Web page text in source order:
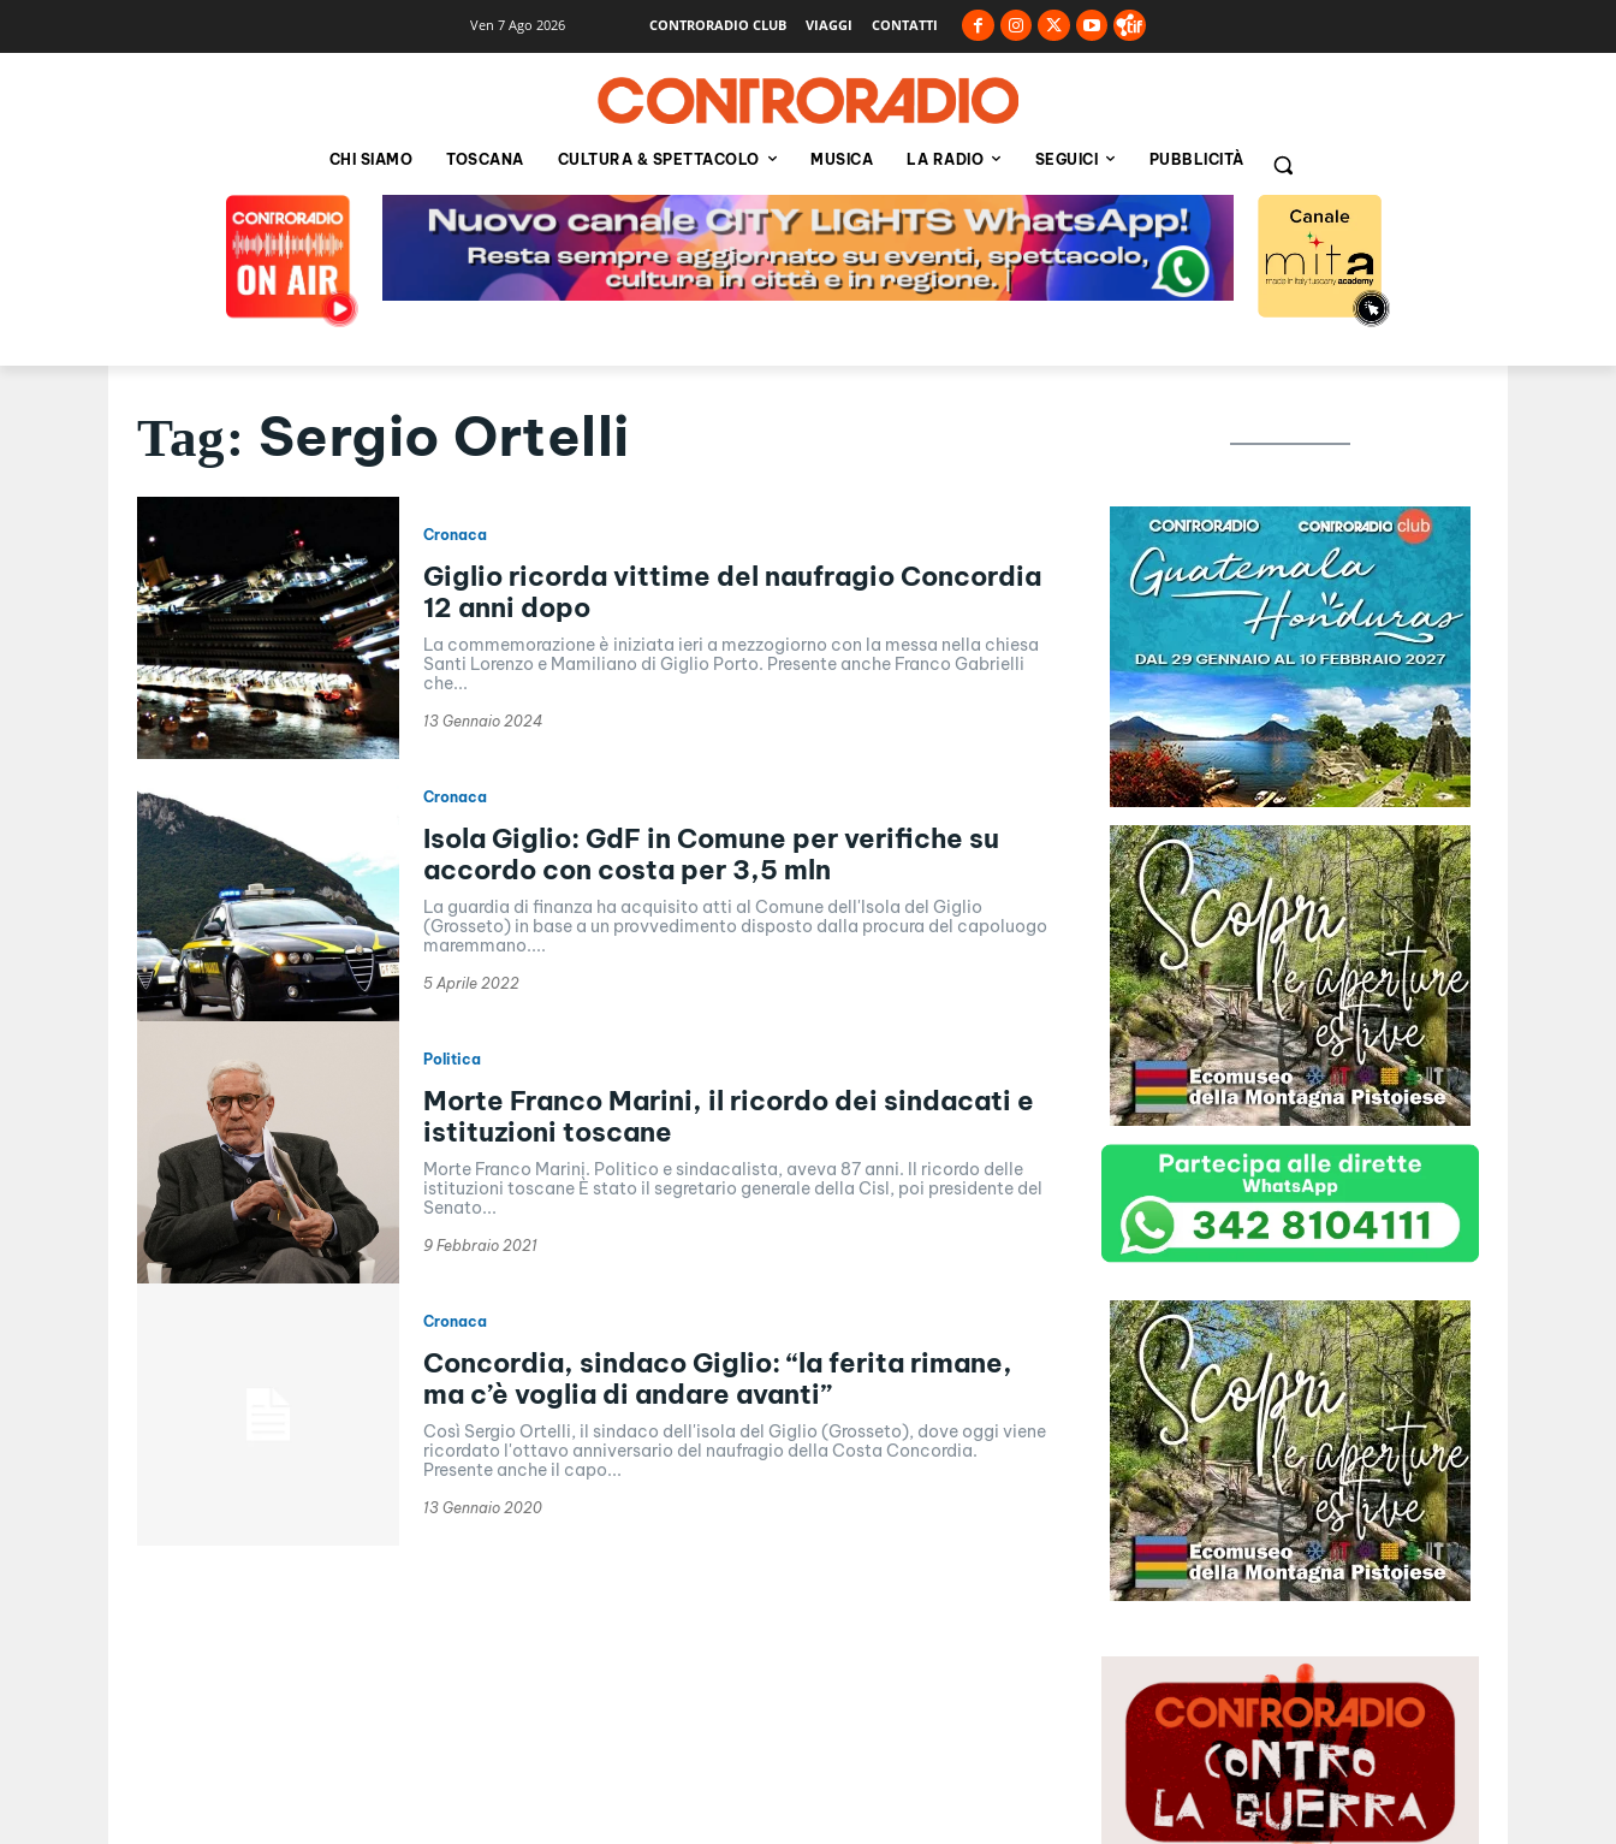
Ven 7 Ago 2026 CONTRORADIO CLUB VIAGGI CONTATTI
CHI SIAMO TOSCANA CULTURA & SPETTACOLO MUSICA LA RADIO SEGUICI PUBBLICITÀ
Tag: Sergio Ortelli
Cronaca
Giglio ricorda vittime del naufragio Concordia
12 anni dopo
La commemorazione è iniziata ieri a mezzogiorno con la messa nella chiesa
Santi Lorenzo e Mamiliano di Giglio Porto. Presente anche Franco Gabrielli
che...
13 Gennaio 2024
Cronaca
Isola Giglio: GdF in Comune per verifiche su
accordo con costa per 3,5 mln
La guardia di finanza ha acquisito atti al Comune dell'Isola del Giglio
(Grosseto) in base a un provvedimento disposto dalla procura del capoluogo
maremmano....
5 Aprile 2022
Politica
Morte Franco Marini, il ricordo dei sindacati e
istituzioni toscane
Morte Franco Marini. Politico e sindacalista, aveva 87 anni. Il ricordo delle
istituzioni toscane È stato il segretario generale della Cisl, poi presidente del
Senato...
9 Febbraio 2021
Cronaca
Concordia, sindaco Giglio: “la ferita rimane,
ma c’è voglia di andare avanti”
Così Sergio Ortelli, il sindaco dell'isola del Giglio (Grosseto), dove oggi viene
ricordato l'ottavo anniversario del naufragio della Costa Concordia.
Presente anche il capo...
13 Gennaio 2020